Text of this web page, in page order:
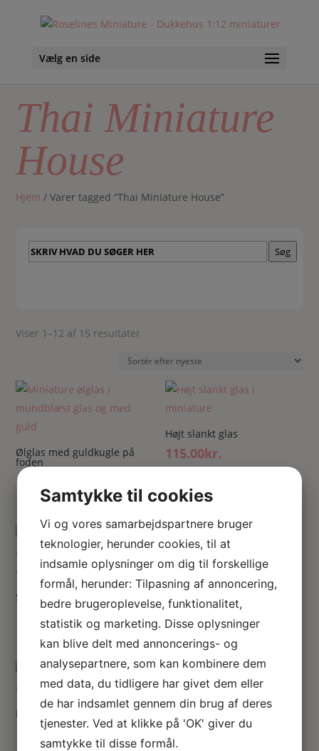
Vælg en side
Thai Miniature
House
Hjem / Varer tagged “Thai Miniature House”
Skriv
hvad
Søg
Viser 1–12 af 15 resultater
seneste
Ølglas med guldkugle på
foden
115.00
Højt slankt glas
115.00kr.
Sherry / grappa glas
115.00 kr.
Fransk miniature vinglas
115.00kr.
Enkelt glas
115.00kr.
Miniature glas mundblæst
115.00 kr.
Samtykke til cookies
Vi og vores samarbejdspartnere bruger
teknologier, herunder cookies, til at
indsamle oplysninger om dig til forskellige
formål, herunder: Tilpasning af annoncering,
bedre brugeroplevelse, funktionalitet,
statistik og marketing. Disse oplysninger
kan blive delt med annoncerings- og
analysepartnere, som kan kombinere dem
med data, du tidligere har givet dem eller
de har indsamlet gennem din brug af deres
tjenester. Ved at klikke på 'OK' giver du
samtykke til disse formål.